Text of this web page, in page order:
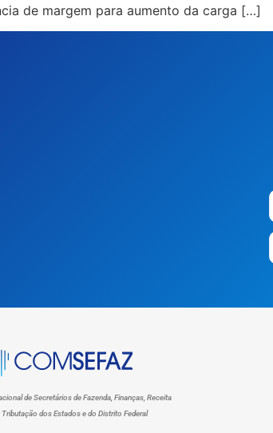
de margem para aumento da carga […]
de Secretários de Fazenda, Finanças, Receita
Tributação dos Estados e do Distrito Federal